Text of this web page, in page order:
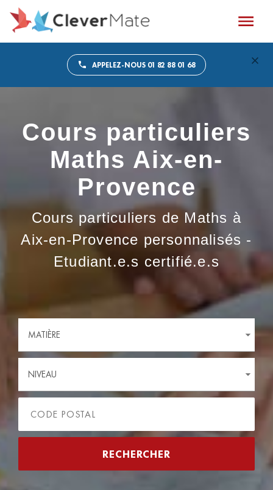
APPELEZ-NOUS 01 82 88 01 68
Cours particuliers
Maths Aix-en-
Provence
Cours particuliers de Maths à
Aix-en-Provence personnalisés -
Etudiant.e.s certifié.e.s
MATIÈRE
NIVEAU